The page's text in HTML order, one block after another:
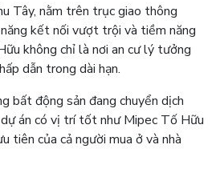
Tây, nằm trên trục giao thông
kết nối vượt trội và tiềm năng
không chỉ là nơi an cư lý tưởng
dẫn trong dài hạn.
bất động sản đang chuyển dịch
án có vị trí tốt như Mipec Tố Hữu
tiên của cả người mua ở và nhà